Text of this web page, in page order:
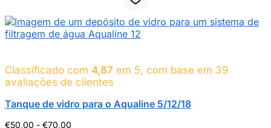
a
249,00
euros
Classificado com 4,87 em 5, com base em 39
avaliações de clientes
Tanque de vidro para o Aqualine 5/12/18
€50,00 - €70,00